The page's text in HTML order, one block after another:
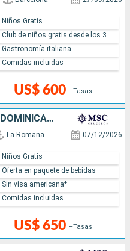
US$ 600 +Tasas
Niños Gratis
Club de niños gratis desde los 3
Gastronomía italiana
Comidas incluidas
SAN MARTÍN, REPÚBLICA DOMINICANA
La Romana 07/12/2026
US$ 650 +Tasas
Niños Gratis
Oferta en paquete de bebidas
Sin visa americana*
Comidas incluidas